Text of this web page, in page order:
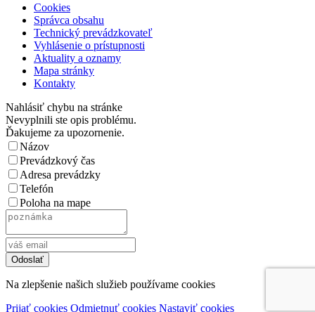
Cookies
Správca obsahu
Technický prevádzkovateľ
Vyhlásenie o prístupnosti
Aktuality a oznamy
Mapa stránky
Kontakty
Nahlásiť chybu na stránke
Nevyplnili ste opis problému.
Ďakujeme za upozornenie.
Názov
Prevádzkový čas
Adresa prevádzky
Telefón
Poloha na mape
Na zlepšenie našich služieb používame cookies
Prijať cookies Odmietnuť cookies Nastaviť cookies